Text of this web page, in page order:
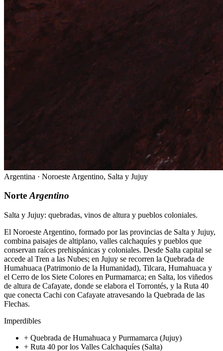
Argentina · Noroeste Argentino, Salta y Jujuy
NorteArgentino
Salta y Jujuy: quebradas, vinos de altura y pueblos coloniales.
El Noroeste Argentino, formado por las provincias de Salta y Jujuy,
combina paisajes de altiplano, valles calchaquíes y pueblos que
conservan raíces prehispánicas y coloniales. Desde Salta capital se
accede al Tren a las Nubes; en Jujuy se recorren la Quebrada de
Humahuaca (Patrimonio de la Humanidad), Tilcara, Humahuaca y
el Cerro de los Siete Colores en Purmamarca; en Salta, los viñedos
de altura de Cafayate, donde se elabora el Torrontés, y la Ruta 40
que conecta Cachi con Cafayate atravesando la Quebrada de las
Flechas.
Imperdibles
+ Quebrada de Humahuaca y Purmamarca (Jujuy)
+ Ruta 40 por los Valles Calchaquíes (Salta)